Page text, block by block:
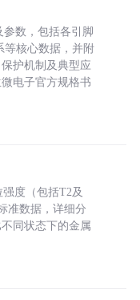
参数，包括各引脚
等核心数据，并附
护机制及典型应
电子官方规格书
度（包括T2及
准数据，详细分
同状态下的金属